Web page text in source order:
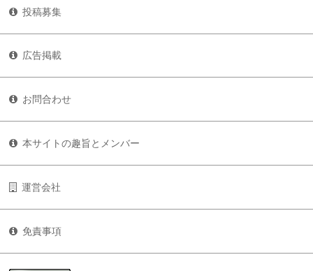
投稿募集
広告掲載
お問合わせ
本サイトの趣旨とメンバー
運営会社
免責事項